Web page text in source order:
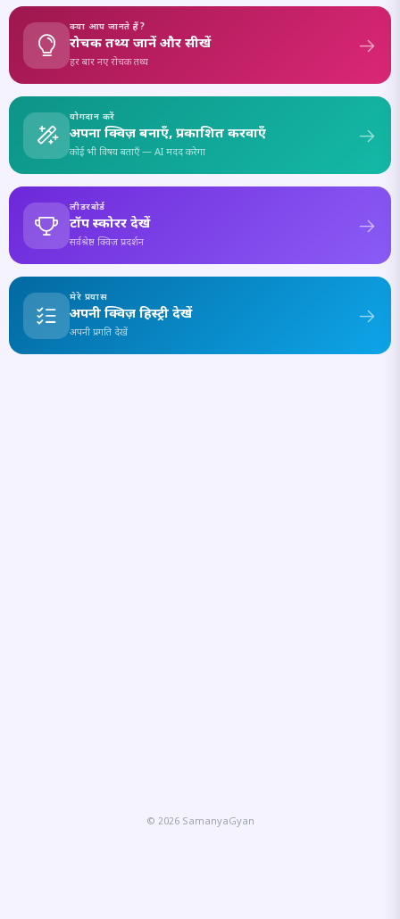
क्या आप जानते हैं?
रोचक तथ्य जानें और सीखें
हर बार नए रोचक तथ्य
योगदान करें
अपना क्विज़ बनाएँ, प्रकाशित करवाएँ
कोई भी विषय बताएँ — AI मदद करेगा
लीडरबोर्ड
टॉप स्कोरर देखें
सर्वश्रेष्ठ क्विज़ प्रदर्शन
मेरे प्रयास
अपनी क्विज़ हिस्ट्री देखें
अपनी प्रगति देखें
© 2026 SamanyaGyan